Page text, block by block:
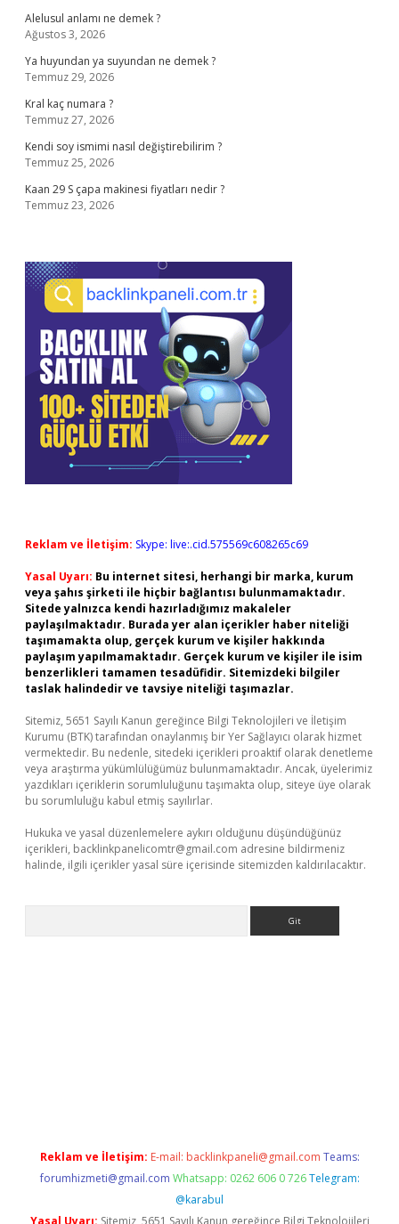
Alelusul anlamı ne demek ?
Ağustos 3, 2026
Ya huyundan ya suyundan ne demek ?
Temmuz 29, 2026
Kral kaç numara ?
Temmuz 27, 2026
Kendi soy ismimi nasıl değiştirebilirim ?
Temmuz 25, 2026
Kaan 29 S çapa makinesi fiyatları nedir ?
Temmuz 23, 2026
Reklam ve İletişim: Skype: live:.cid.575569c608265c69
Yasal Uyarı: Bu internet sitesi, herhangi bir marka, kurum
veya şahıs şirketi ile hiçbir bağlantısı bulunmamaktadır.
Sitede yalnızca kendi hazırladığımız makaleler
paylaşılmaktadır. Burada yer alan içerikler haber niteliği
taşımamakta olup, gerçek kurum ve kişiler hakkında
paylaşım yapılmamaktadır. Gerçek kurum ve kişiler ile isim
benzerlikleri tamamen tesadüfidir. Sitemizdeki bilgiler
taslak halindedir ve tavsiye niteliği taşımazlar.
Sitemiz, 5651 Sayılı Kanun gereğince Bilgi Teknolojileri ve İletişim
Kurumu (BTK) tarafından onaylanmış bir Yer Sağlayıcı olarak hizmet
vermektedir. Bu nedenle, sitedeki içerikleri proaktif olarak denetleme
veya araştırma yükümlülüğümüz bulunmamaktadır. Ancak, üyelerimiz
yazdıkları içeriklerin sorumluluğunu taşımakta olup, siteye üye olarak
bu sorumluluğu kabul etmiş sayılırlar.
Hukuka ve yasal düzenlemelere aykırı olduğunu düşündüğünüz
içerikleri, backlinkpanelicomtr@gmail.com adresine bildirmeniz
halinde, ilgili içerikler yasal süre içerisinde sitemizden kaldırılacaktır.
Reklam ve İletişim: E-mail: backlinkpaneli@gmail.com Teams:
forumhizmeti@gmail.com Whatsapp: 0262 606 0 726 Telegram:
@karabul
Yasal Uyarı: Sitemiz, 5651 Sayılı Kanun gereğince Bilgi Teknolojileri